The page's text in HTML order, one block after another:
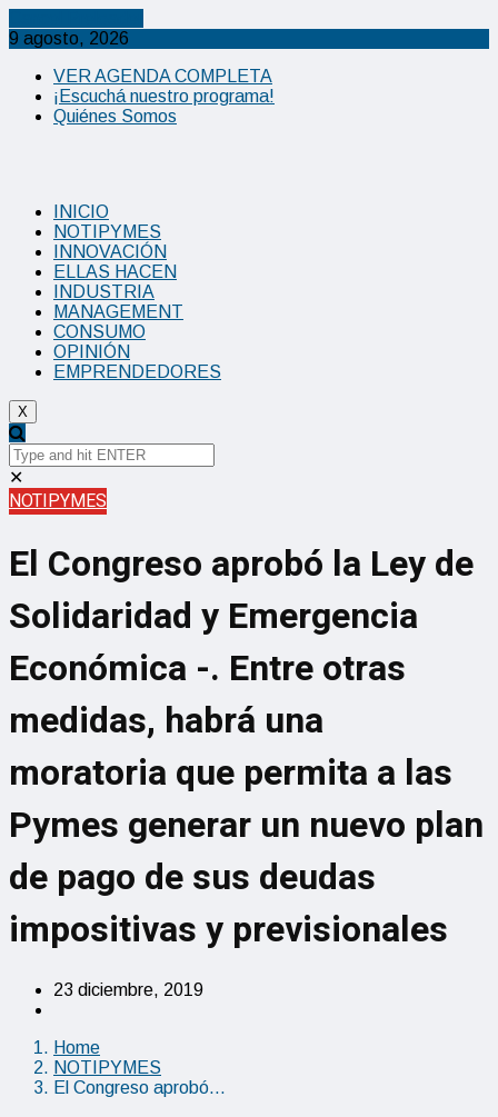
9 agosto, 2026
VER AGENDA COMPLETA
¡Escuchá nuestro programa!
Quiénes Somos
INICIO
NOTIPYMES
INNOVACIÓN
ELLAS HACEN
INDUSTRIA
MANAGEMENT
CONSUMO
OPINIÓN
EMPRENDEDORES
X
✕
NOTIPYMES
El Congreso aprobó la Ley de
Solidaridad y Emergencia
Económica -. Entre otras
medidas, habrá una
moratoria que permita a las
Pymes generar un nuevo plan
de pago de sus deudas
impositivas y previsionales
23 diciembre, 2019
Home
NOTIPYMES
El Congreso aprobó…